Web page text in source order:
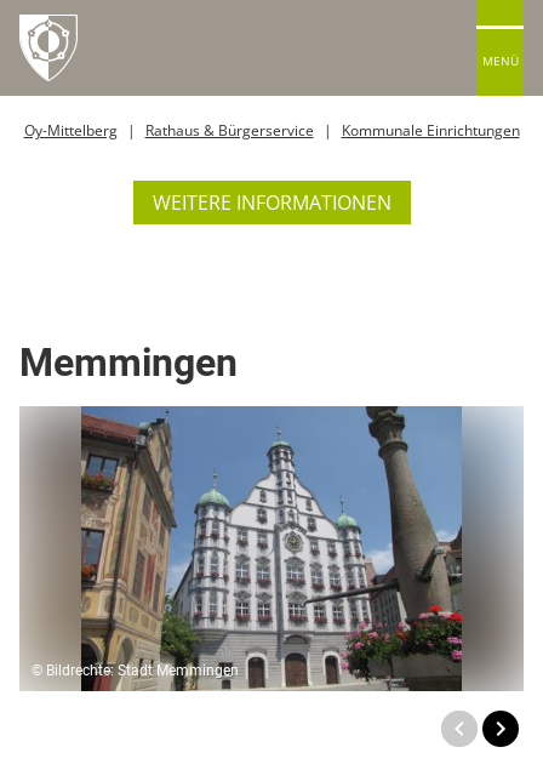
MENÜ
Oy-Mittelberg Rathaus & Bürgerservice Kommunale Einrichtungen
WEITERE INFORMATIONEN
Memmingen
© Bildrechte: Stadt Memmingen